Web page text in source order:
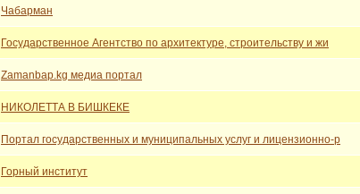
Чабарман
Государственное Агентство по архитектуре, строительству и жи
Zamanbap.kg медиа портал
НИКОЛЕТТА В БИШКЕКЕ
Портал государственных и муниципальных услуг и лицензионно-р
Горный институт